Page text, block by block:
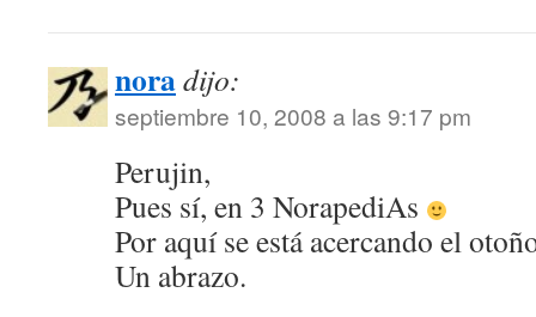
noradijo:
septiembre 10, 2008 a las 9:17 pm
Perujin,
Pues sí, en 3 NorapediAs
Por aquí se está acercando el
Un abrazo.